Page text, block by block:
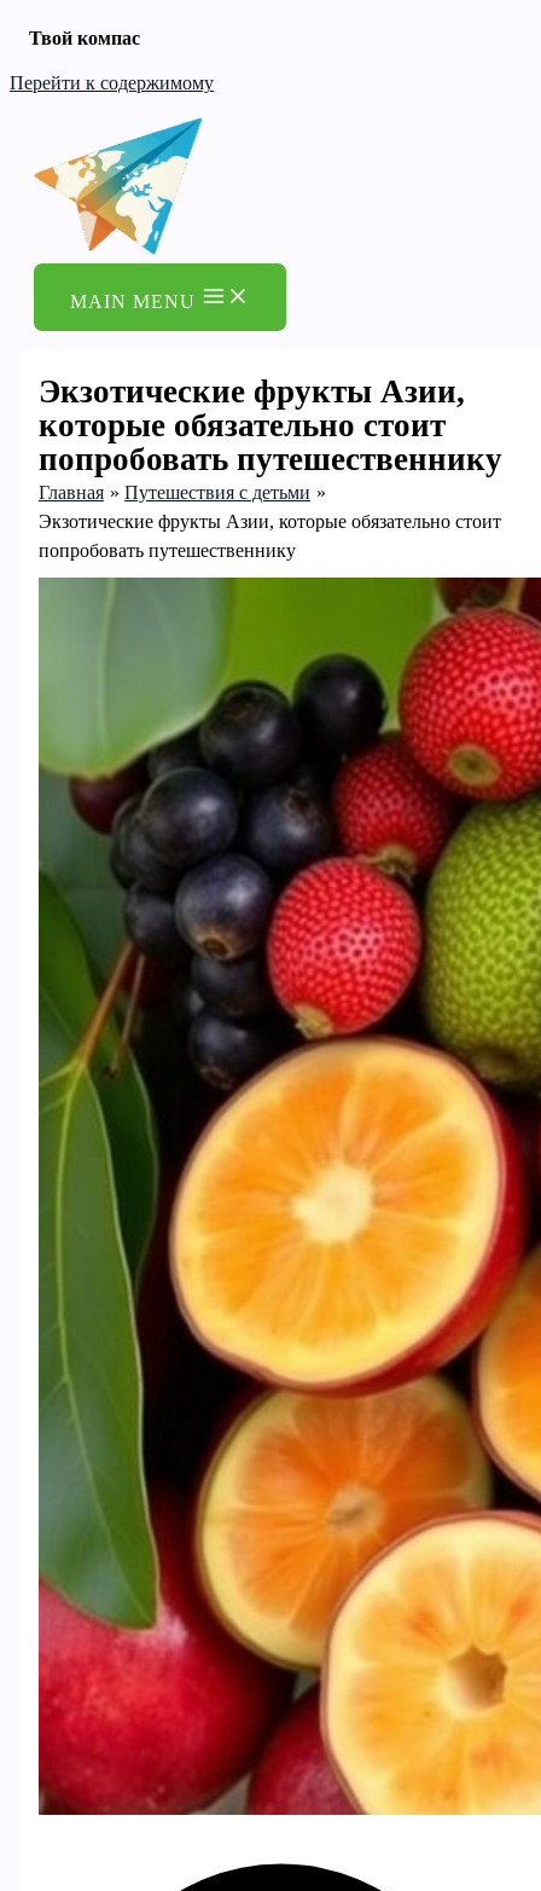
Твой компас
Перейти к содержимому
MAIN MENU
Экзотические фрукты Азии,
которые обязательно стоит
попробовать путешественнику
Главная
Путешествия с детьми
Экзотические фрукты Азии, которые обязательно стоит
попробовать путешественнику